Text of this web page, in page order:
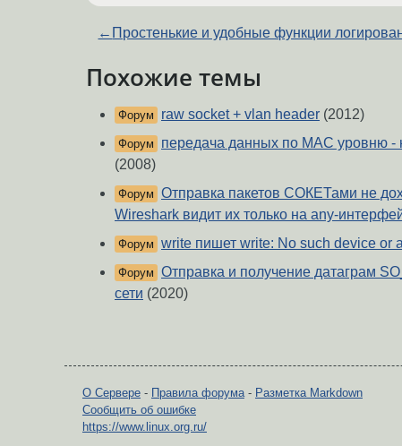
← Простенькие и удобные функции
Похожие темы
Форум raw socket + vlan header (2012)
Форум
передача данных по МАС уровню -
(2008)
Форум Отправка пакетов СОКЕТами не
Wireshark видит их только на any-
Форум write пишет write: No such device or
Форум Отправка и получение датаграм
сети (2020)
О Сервере - Правила форума- Разметка Markdown
Сообщить об ошибке
https://www.linux.org.ru/